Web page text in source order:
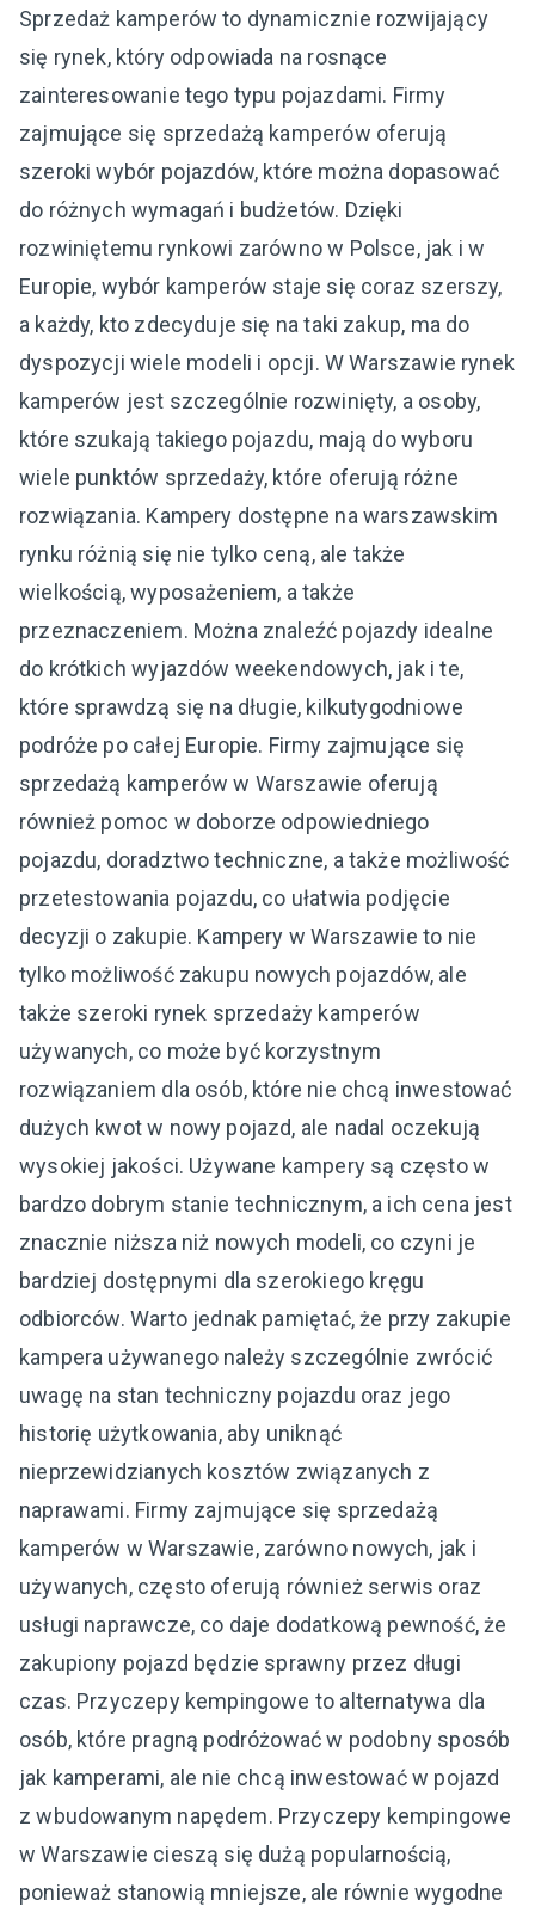
Sprzedaż kamperów to dynamicznie rozwijający
się rynek, który odpowiada na rosnące
zainteresowanie tego typu pojazdami. Firmy
zajmujące się sprzedażą kamperów oferują
szeroki wybór pojazdów, które można dopasować
do różnych wymagań i budżetów. Dzięki
rozwiniętemu rynkowi zarówno w Polsce, jak i w
Europie, wybór kamperów staje się coraz szerszy,
a każdy, kto zdecyduje się na taki zakup, ma do
dyspozycji wiele modeli i opcji. W Warszawie rynek
kamperów jest szczególnie rozwinięty, a osoby,
które szukają takiego pojazdu, mają do wyboru
wiele punktów sprzedaży, które oferują różne
rozwiązania. Kampery dostępne na warszawskim
rynku różnią się nie tylko ceną, ale także
wielkością, wyposażeniem, a także
przeznaczeniem. Można znaleźć pojazdy idealne
do krótkich wyjazdów weekendowych, jak i te,
które sprawdzą się na długie, kilkutygodniowe
podróże po całej Europie. Firmy zajmujące się
sprzedażą kamperów w Warszawie oferują
również pomoc w doborze odpowiedniego
pojazdu, doradztwo techniczne, a także możliwość
przetestowania pojazdu, co ułatwia podjęcie
decyzji o zakupie. Kampery w Warszawie to nie
tylko możliwość zakupu nowych pojazdów, ale
także szeroki rynek sprzedaży kamperów
używanych, co może być korzystnym
rozwiązaniem dla osób, które nie chcą inwestować
dużych kwot w nowy pojazd, ale nadal oczekują
wysokiej jakości. Używane kampery są często w
bardzo dobrym stanie technicznym, a ich cena jest
znacznie niższa niż nowych modeli, co czyni je
bardziej dostępnymi dla szerokiego kręgu
odbiorców. Warto jednak pamiętać, że przy zakupie
kampera używanego należy szczególnie zwrócić
uwagę na stan techniczny pojazdu oraz jego
historię użytkowania, aby uniknąć
nieprzewidzianych kosztów związanych z
naprawami. Firmy zajmujące się sprzedażą
kamperów w Warszawie, zarówno nowych, jak i
używanych, często oferują również serwis oraz
usługi naprawcze, co daje dodatkową pewność, że
zakupiony pojazd będzie sprawny przez długi
czas. Przyczepy kempingowe to alternatywa dla
osób, które pragną podróżować w podobny sposób
jak kamperami, ale nie chcą inwestować w pojazd
z wbudowanym napędem. Przyczepy kempingowe
w Warszawie cieszą się dużą popularnością,
ponieważ stanowią mniejsze, ale równie wygodne